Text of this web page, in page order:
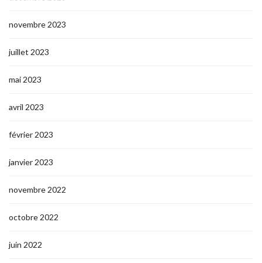
novembre 2023
juillet 2023
mai 2023
avril 2023
février 2023
janvier 2023
novembre 2022
octobre 2022
juin 2022